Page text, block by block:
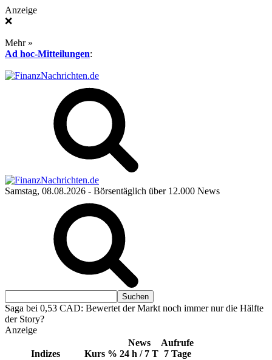
Anzeige
❌
Mehr »
Ad hoc-Mitteilungen:
Samstag, 08.08.2026 - Börsentäglich über 12.000 News
Saga bei 0,53 CAD: Bewertet der Markt noch immer nur die Hälfte
der Story?
Anzeige
Indizes Kurs %
News
24 h / 7 T
Aufrufe
7 Tage